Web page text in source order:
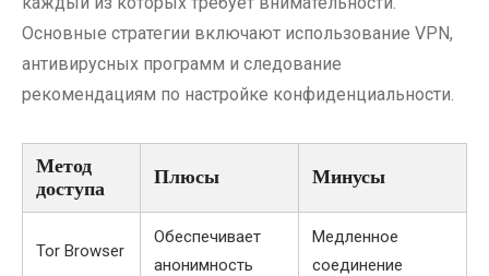
Основные стратегии включают использование VPN,
антивирусных программ и следование
рекомендациям по настройке конфиденциальности.
Метод
доступа
Плюсы Минусы
Tor Browser
Обеспечивает
анонимность
Медленное
соединение